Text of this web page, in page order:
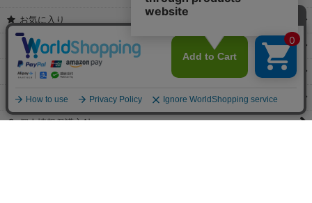
＞詳細は画像をタップ＜
③但し書き（空欄やお品代は不可）
【すでにご注文が完了している場合】
①お電話・メール・LINEにて領収書希望の連絡をお願い致します
②後日、郵送にて領収書を送らせて頂きます。
①マイページから購入履歴→購入内容→領収書発行を選択。
②後日、郵送にて領収書を送らせて頂きます。
お気に入り
特定商取引法表示
ご利用案内
お問い合せ
個人情報保護方針